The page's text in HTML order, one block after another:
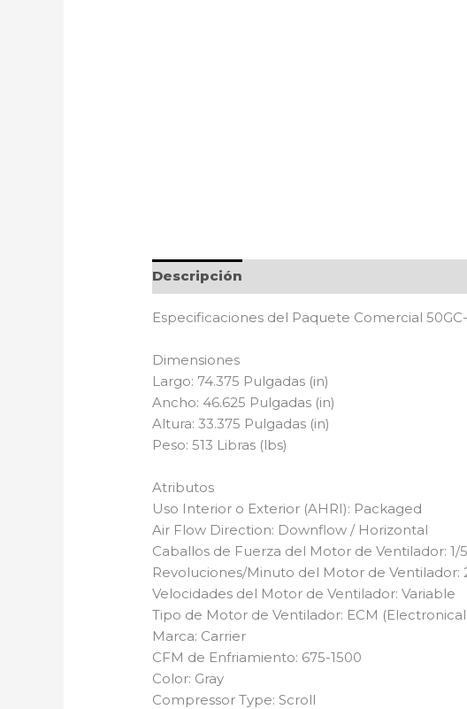
Descripción
Especificaciones del Paquete Comercial
Dimensiones
Largo: 74.375 Pulgadas (in)
Ancho: 46.625 Pulgadas (in)
Altura: 33.375 Pulgadas (in)
Peso: 513 Libras (lbs)
Atributos
Uso Interior o Exterior (AHRI): Packaged
Air Flow Direction: Downflow / Horizontal
Caballos de Fuerza del Motor de Ventilador: 1/
Revoluciones/Minuto del Motor de Ventilador:
Velocidades del Motor de Ventilador: Variable
Tipo de Motor de Ventilador: ECM
Marca: Carrier
CFM de Enfriamiento: 675-1500
Color: Gray
Compressor Type: Scroll